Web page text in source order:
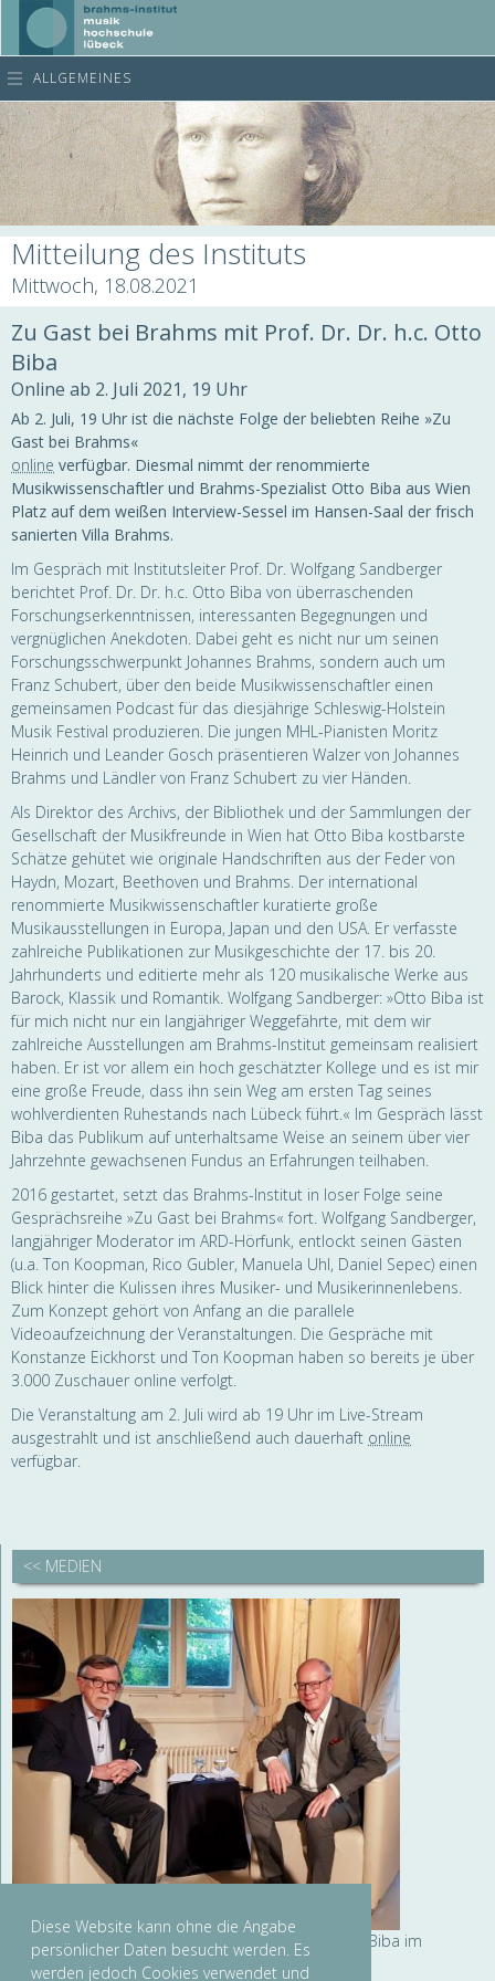
Diese Website kann ohne die Angabe
persönlicher Daten besucht werden. Es
werden jedoch Cookies verwendet und
ALLGEMEINES
Mitteilung des Instituts
Mittwoch, 18.08.2021
Zu Gast bei Brahms mit Prof. Dr. Dr. h.c. Otto
Biba
Online ab 2. Juli 2021, 19 Uhr
Ab 2. Juli, 19 Uhr ist die nächste Folge der beliebten Reihe »Zu
Gast bei Brahms«
online verfügbar. Diesmal nimmt der renommierte
Musikwissenschaftler und Brahms-Spezialist Otto Biba aus Wien
Platz auf dem weißen Interview-Sessel im Hansen-Saal der frisch
sanierten Villa Brahms.
Im Gespräch mit Institutsleiter Prof. Dr. Wolfgang Sandberger
berichtet Prof. Dr. Dr. h.c. Otto Biba von überraschenden
Forschungserkenntnissen, interessanten Begegnungen und
vergnüglichen Anekdoten. Dabei geht es nicht nur um seinen
Forschungsschwerpunkt Johannes Brahms, sondern auch um
Franz Schubert, über den beide Musikwissenschaftler einen
gemeinsamen Podcast für das diesjährige Schleswig-Holstein
Musik Festival produzieren. Die jungen MHL-Pianisten Moritz
Heinrich und Leander Gosch präsentieren Walzer von Johannes
Brahms und Ländler von Franz Schubert zu vier Händen.
Als Direktor des Archivs, der Bibliothek und der Sammlungen der
Gesellschaft der Musikfreunde in Wien hat Otto Biba kostbarste
Schätze gehütet wie originale Handschriften aus der Feder von
Haydn, Mozart, Beethoven und Brahms. Der international
renommierte Musikwissenschaftler kuratierte große
Musikausstellungen in Europa, Japan und den USA. Er verfasste
zahlreiche Publikationen zur Musikgeschichte der 17. bis 20.
Jahrhunderts und editierte mehr als 120 musikalische Werke aus
Barock, Klassik und Romantik. Wolfgang Sandberger: »Otto Biba ist
für mich nicht nur ein langjähriger Weggefährte, mit dem wir
zahlreiche Ausstellungen am Brahms-Institut gemeinsam realisiert
haben. Er ist vor allem ein hoch geschätzter Kollege und es ist mir
eine große Freude, dass ihn sein Weg am ersten Tag seines
wohlverdienten Ruhestands nach Lübeck führt.« Im Gespräch lässt
Biba das Publikum auf unterhaltsame Weise an seinem über vier
Jahrzehnte gewachsenen Fundus an Erfahrungen teilhaben.
2016 gestartet, setzt das Brahms-Institut in loser Folge seine
Gesprächsreihe »Zu Gast bei Brahms« fort. Wolfgang Sandberger,
langjähriger Moderator im ARD-Hörfunk, entlockt seinen Gästen
(u.a. Ton Koopman, Rico Gubler, Manuela Uhl, Daniel Sepec) einen
Blick hinter die Kulissen ihres Musiker- und Musikerinnenlebens.
Zum Konzept gehört von Anfang an die parallele
Videoaufzeichnung der Veranstaltungen. Die Gespräche mit
Konstanze Eickhorst und Ton Koopman haben so bereits je über
3.000 Zuschauer online verfolgt.
Die Veranstaltung am 2. Juli wird ab 19 Uhr im Live-Stream
ausgestrahlt und ist anschließend auch dauerhaft online
verfügbar.
<< MEDIEN
Zu Gast bei Brahms am 2. Juli 2021: Prof. Dr. Otto Biba im
Gespräch mit Prof. Dr. Wolfgang Sandberger